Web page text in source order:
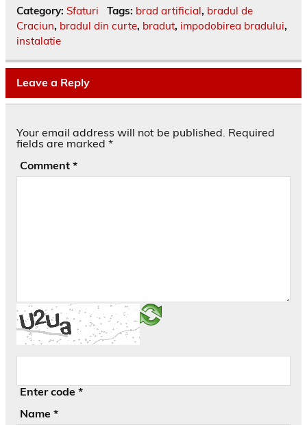
Category: Sfaturi Tags: brad artificial, bradul de
Craciun, bradul din curte, bradut, impodobirea bradului,
instalatie
Leave a Reply
Your email address will not be published. Required
fields are marked *
Comment *
Enter code *
Name *